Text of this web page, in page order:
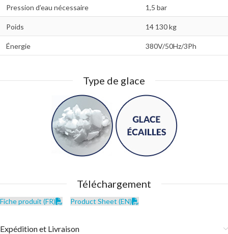
Pression d’eau nécessaire 1,5 bar
Poids 14 130 kg
Énergie 380V/50Hz/3Ph
Type de glace
Téléchargement
Fiche produit (FR) Product Sheet (EN)
Expédition et Livraison